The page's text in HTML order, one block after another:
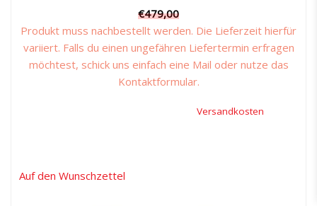
€479,00
Produkt muss nachbestellt werden. Die Lieferzeit hierfür
variiert. Falls du einen ungefähren Liefertermin erfragen
möchtest, schick uns einfach eine Mail oder nutze das
Kontaktformular.
Versandkosten
Auf den Wunschzettel